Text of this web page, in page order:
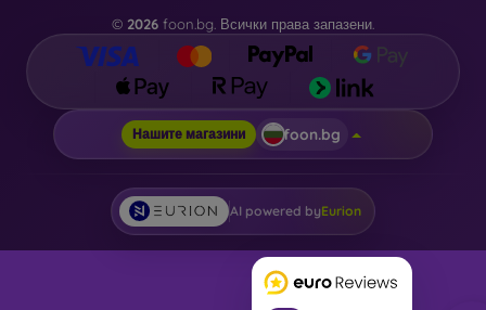
© 2026 foon.bg. Всички права запазени.
Нашите магазини foon.bg
AI powered byEurion